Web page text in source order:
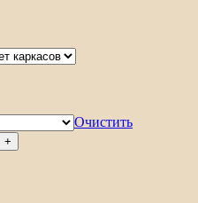
Очистить